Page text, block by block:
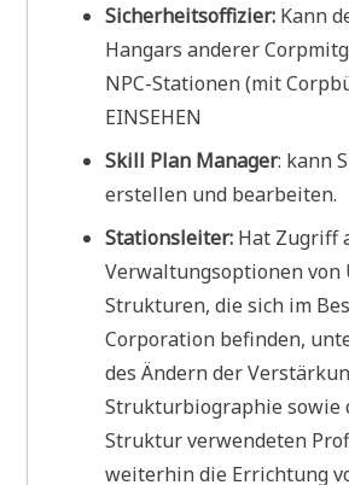
Sicherheitsoffizier: Kann
Hangars anderer
NPC-Stationen (mit
EINSEHEN
Skill Plan Manager: kann
erstellen und bearbeiten.
Stationsleiter: Hat Zugriff
Verwaltungsoptionen von
Strukturen, die sich im
Corporation befinden,
des Ändern der
Strukturbiographie sowie
Struktur verwendeten
weiterhin die Errichtung